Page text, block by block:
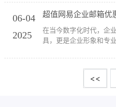
业的先锋，凭借28年的
众多企业的首选。本文
的...
06-04
2025
在当今数字化时代，企
具，更是企业形象和专
今天，我们要特别推荐
网络作为其官方授权经
<<